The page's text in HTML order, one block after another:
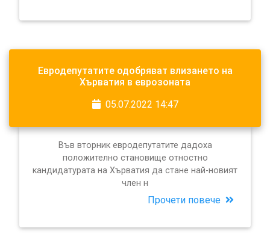
Евродепутатите одобряват влизането на
Хърватия в еврозоната
05.07.2022 14:47
Във вторник евродепутатите дадоха
положително становище отностно
кандидатурата на Хърватия да стане най-новият
член н
Прочети повече